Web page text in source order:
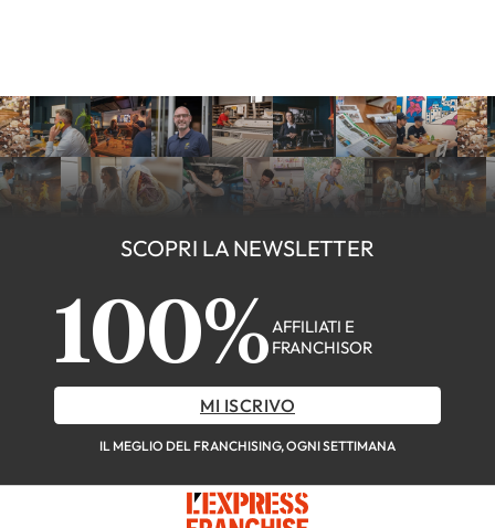
SCOPRI LA NEWSLETTER
100% AFFILIATI E
FRANCHISOR
MI ISCRIVO
IL MEGLIO DEL FRANCHISING, OGNI SETTIMANA